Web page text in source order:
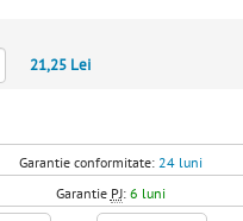
21,25 Lei
Garantie conformitate: 24 luni
Garantie PJ: 6 luni